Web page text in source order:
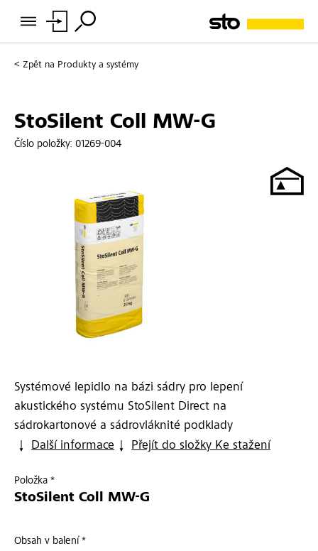
Zpět na Produkty a systémy
StoSilent Coll MW-G
Číslo položky: 01269-004
Systémové lepidlo na bázi sádry pro lepení
akustického systému StoSilent Direct na
sádrokartonové a sádrovláknité podklady
Další informace
Přejít do složky Ke stažení
Položka *
StoSilent Coll MW-G
Obsah v balení *